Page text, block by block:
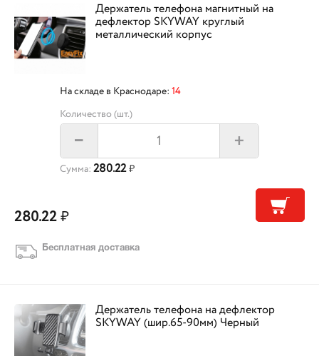
Держатель телефона магнитный на
дефлектор SKYWAY круглый
металлический корпус
На складе в Краснодаре: 14
Количество (шт.)
– +
Сумма: 280.22₽
280.22₽
Бесплатная доставка
Держатель телефона на дефлектор
SKYWAY (шир.65-90мм) Черный